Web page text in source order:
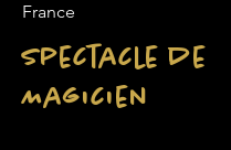
France
Spectacle de
Magicien